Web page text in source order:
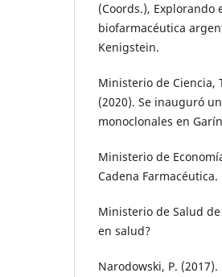
(Coords.),
biofarmacéutica
Kenigstein.
Ministerio de Ciencia,
(2020). Se inauguró
monoclonales en
Ministerio de
Cadena Farmacéutica.
Ministerio de Salud
en salud?
Narodowski, P.